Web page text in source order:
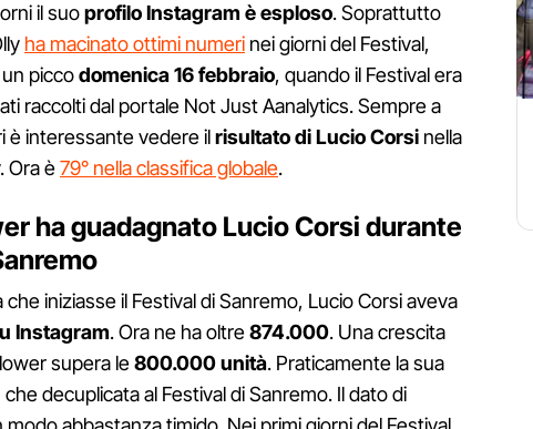
il suoprofilo Instagram è esploso. Soprattutto
ha macinato ottimi numeri nei giorni del Festival,
piccodomenica 16 febbraio, quando il Festival era
raccolti dal portale Not Just Aanalytics. Sempre a
è interessante vedere ilrisultato di Lucio Corsi nella
Ora è79° nella classifica globale.
ha guadagnato Lucio Corsi durante
che iniziasse il Festival di Sanremo, Lucio Corsi aveva
Instagram. Ora ne ha oltre874.000. Una crescita
supera le800.000 unità. Praticamente la sua
decuplicata al Festival di Sanremo. Il dato di